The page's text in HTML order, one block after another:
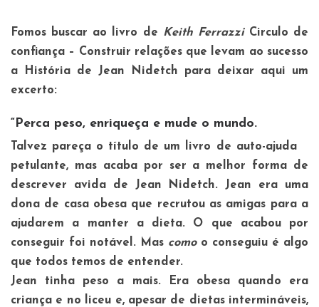
Fomos buscar ao livro de KeithFerrazzi Circulo de
confiança – Construir relações que levam ao sucesso
a História de Jean Nidetch para deixar aqui um
excerto:
“Perca peso, enriqueça e mude o mundo.
Talvez pareça o título de um livro de auto-ajuda
petulante, mas acaba por ser a melhor forma de
descrever avida de Jean Nidetch. Jean era uma
dona de casa obesa que recrutou as amigas para a
ajudarem a manter a dieta. O que acabou por
conseguir foi notável. Mas comoo conseguiu é algo
que todos temos de entender.
Jean tinha peso a mais. Era obesa quando era
criança e no liceu e, apesar de dietas intermináveis,